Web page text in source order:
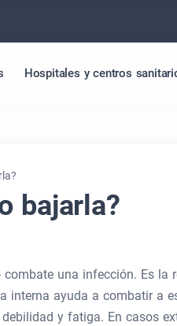
Hospitales y centros
bajarla?
una infección. Es la
interna ayuda a combatir a
y fatiga. En casos